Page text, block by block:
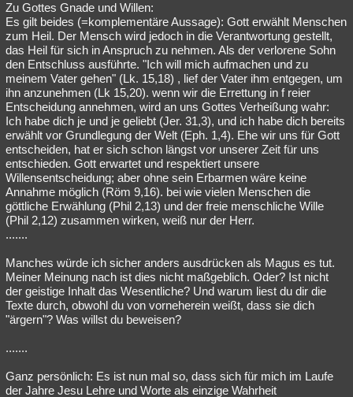
Zu Gottes Gnade und Willen:
Es gilt beides (=komplementäre Aussage): Gott erwählt Menschen
zum Heil. Der Mensch wird jedoch in die Verantwortung gestellt,
das Heil für sich in Anspruch zu nehmen. Als der verlorene Sohn
den Entschluss ausführte. "Ich will mich aufmachen und zu
meinem Vater gehen" (Lk. 15,18) , lief der Vater ihm entgegen, um
ihn anzunehmen (Lk 15,20). wenn wir die Errettung in f reier
Entscheidung annehmen, wird an uns Gottes Verheißung wahr:
Ich habe dich je und je geliebt (Jer. 31,3), und ich habe dich bereits
erwählt vor Grundlegung der Welt (Eph. 1,4). Ehe wir uns für Gott
entscheiden, hat er sich schon längst vor unserer Zeit für uns
entschieden. Gott erwartet und respektiert unsere
Willensentscheidung; aber ohne sein Erbarmen wäre keine
Annahme möglich (Röm 9,16). bei wie vielen Menschen die
göttliche Erwählung (Phil 2,13) und der freie menschliche Wille
(Phil 2,12) zusammen wirken, weiß nur der Herr.
.......
Manches würde ich sicher anders ausdrücken als Magus es tut.
Meiner Meinung nach ist dies nicht maßgeblich. Oder? Ist nicht
der geistige Inhalt das Wesentliche? Und warum liest du dir die
Texte durch, obwohl du von vorneherein weißt, dass sie dich
"ärgern"? Was willst du beweisen?
.......
Ganz persönlich: Es ist nun mal so, dass sich für mich im Laufe
der Jahre Jesu Lehre und Worte als einzige Wahrheit